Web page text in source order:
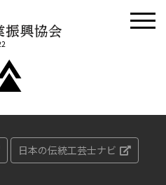
日本の伝統工芸士ナビ